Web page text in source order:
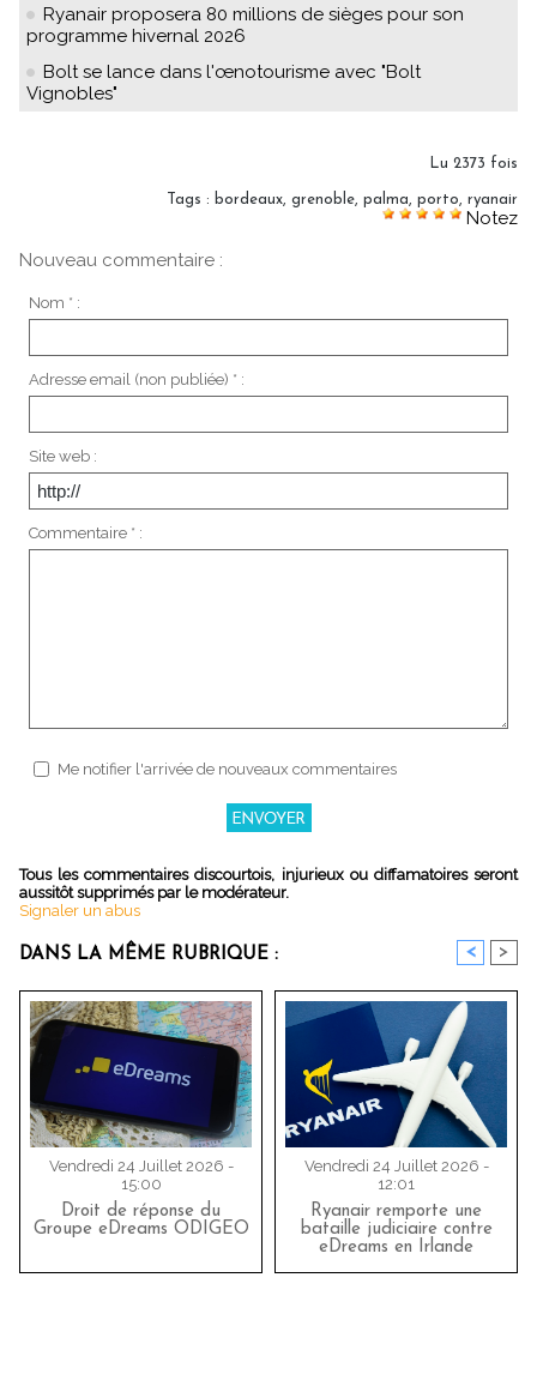
Ryanair proposera 80 millions de sièges pour son
programme hivernal 2026
Bolt se lance dans l'œnotourisme avec "Bolt
Vignobles"
Lu 2373 fois
Tags : bordeaux, grenoble, palma, porto, ryanair
Notez
Nouveau commentaire :
Nom * :
Adresse email (non publiée) * :
Site web :
Commentaire * :
Me notifier l'arrivée de nouveaux commentaires
Tous les commentaires discourtois, injurieux ou diffamatoires seront
aussitôt supprimés par le modérateur.
Signaler un abus
DANS LA MÊME RUBRIQUE : < >
Vendredi 24 Juillet 2026 -
15:00
Droit de réponse du
Groupe eDreams ODIGEO
Vendredi 24 Juillet 2026 -
12:01
Ryanair remporte une
bataille judiciaire contre
eDreams en Irlande